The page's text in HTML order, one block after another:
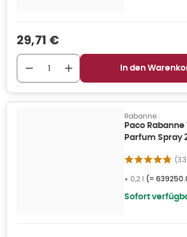
Verkaufspreis
29,71 €
In den
Rabanne
Paco Rabanne
Parfum Spray
(
• 0,2 l (=
Sofort